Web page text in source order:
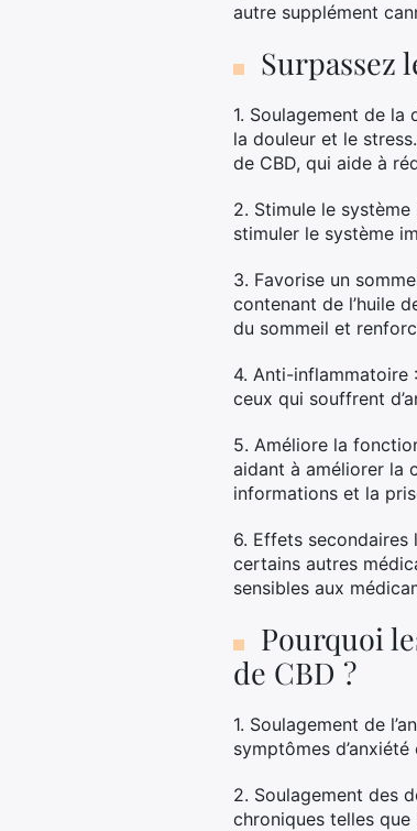
autre supplément
Surpassez
1. Soulagement de
la douleur et le
de CBD, qui aide à
2. Stimule le
stimuler le système
3. Favorise un
contenant de l’huile
du sommeil et
4. Anti-inflammatoire
ceux qui souffrent
5. Améliore la
aidant à améliorer la
informations et la
6. Effets secondaires
certains autres
sensibles aux
Pourquoi
de CBD ?
1. Soulagement de
symptômes
2. Soulagement des
chroniques telles